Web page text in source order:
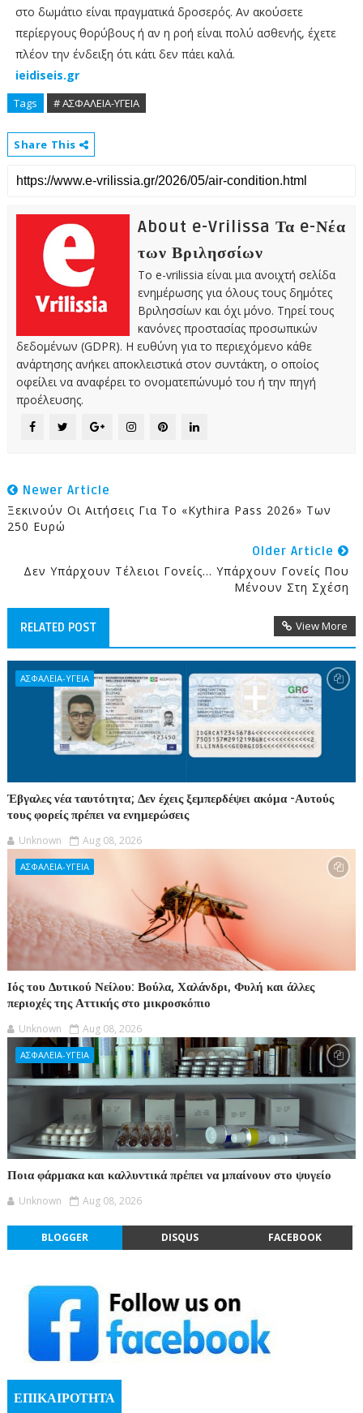
στο δωμάτιο είναι πραγματικά δροσερός. Αν ακούσετε
περίεργους θορύβους ή αν η ροή είναι πολύ ασθενής, έχετε
πλέον την ένδειξη ότι κάτι δεν πάει καλά.
ieidiseis.gr
Tags # ΑΣΦΑΛΕΙΑ-ΥΓΕΙΑ
Share This
About e-Vrilissa Τα e-Νέα
των Βριλησσίων
Το e-vrilissia είναι μια ανοιχτή σελίδα
ενημέρωσης για όλους τους δημότες
Βριλησσίων και όχι μόνο. Τηρεί τους
κανόνες προστασίας προσωπικών
δεδομένων (GDPR). Η ευθύνη για το περιεχόμενο κάθε
ανάρτησης ανήκει αποκλειστικά στον συντάκτη, ο οποίος
οφείλει να αναφέρει το ονοματεπώνυμό του ή την πηγή
προέλευσης.
Newer Article
Ξεκινούν Οι Αιτήσεις Για Το «Kythira Pass 2026» Των
250 Ευρώ
Older Article
Δεν Υπάρχουν Τέλειοι Γονείς… Υπάρχουν Γονείς Που
Μένουν Στη Σχέση
RELATED POST View More
ΑΣΦΑΛΕΙΑ-ΥΓΕΙΑ
Έβγαλες νέα ταυτότητα; Δεν έχεις ξεμπερδέψει ακόμα -Αυτούς
τους φορείς πρέπει να ενημερώσεις
Unknown Aug 08, 2026
ΑΣΦΑΛΕΙΑ-ΥΓΕΙΑ
Ιός του Δυτικού Νείλου: Βούλα, Χαλάνδρι, Φυλή και άλλες
περιοχές της Αττικής στο μικροσκόπιο
Unknown Aug 08, 2026
ΑΣΦΑΛΕΙΑ-ΥΓΕΙΑ
Ποια φάρμακα και καλλυντικά πρέπει να μπαίνουν στο ψυγείο
Unknown Aug 08, 2026
BLOGGER DISQUS FACEBOOK
ΕΠΙΚΑΙΡΟΤΗΤΑ